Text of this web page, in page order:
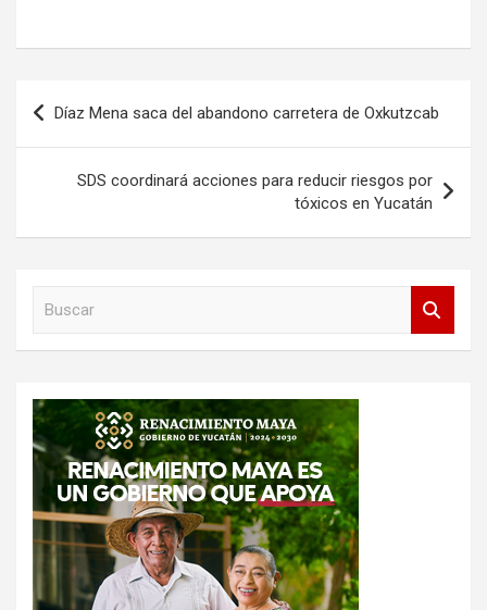
Navegación
de
entradas
Díaz Mena saca del abandono carretera de Oxkutzcab
SDS coordinará acciones para reducir riesgos por
tóxicos en Yucatán
r